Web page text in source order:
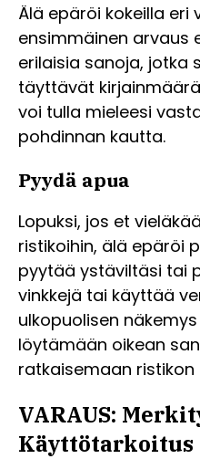
Älä epäröi kokeilla eri
ensimmäinen arvaus
erilaisia sanoja, jotka
täyttävät
voi tulla mieleesi
pohdinnan kautta.
Pyydä apua
Lopuksi, jos et
ristikoihin, älä epäröi
pyytää ystäviltäsi tai
vinkkejä tai käyttää
ulkopuolisen
löytämään oikean
ratkaisemaan ristikon
VARAUS:
Käyttötarkoitus